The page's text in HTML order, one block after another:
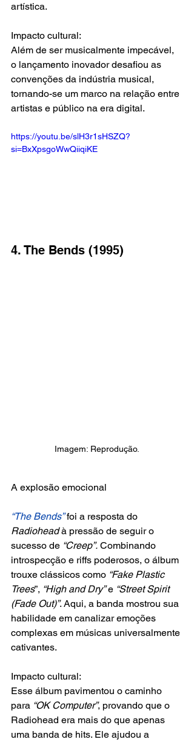
artística.
Impacto cultural:
Além de ser musicalmente impecável,
o lançamento inovador desafiou as
convenções da indústria musical,
tornando-se um marco na relação entre
artistas e público na era digital.
https://youtu.be/slH3r1sHSZQ?
si=BxXpsgoWwQiiqiKE
4. The Bends (1995)
Imagem: Reprodução.
A explosão emocional
“The Bends” foi a resposta do
Radiohead à pressão de seguir o
sucesso de “Creep”. Combinando
introspecção e riffs poderosos, o álbum
trouxe clássicos como “Fake Plastic
Trees”, “High and Dry” e “Street Spirit
(Fade Out)”. Aqui, a banda mostrou sua
habilidade em canalizar emoções
complexas em músicas universalmente
cativantes.
Impacto cultural:
Esse álbum pavimentou o caminho
para “OK Computer”, provando que o
Radiohead era mais do que apenas
uma banda de hits. Ele ajudou a